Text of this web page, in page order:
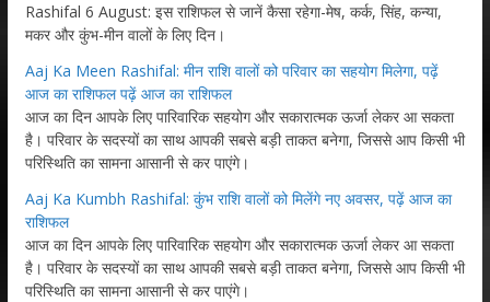
Rashifal 6 August: इस राशिफल से जानें कैसा रहेगा-मेष, कर्क, सिंह, कन्या,
मकर और कुंभ-मीन वालों के लिए दिन।
Aaj Ka Meen Rashifal: मीन राशि वालों को परिवार का सहयोग मिलेगा, पढ़ें
आज का राशिफल पढ़ें आज का राशिफल
आज का दिन आपके लिए पारिवारिक सहयोग और सकारात्मक ऊर्जा लेकर आ सकता
है। परिवार के सदस्यों का साथ आपकी सबसे बड़ी ताकत बनेगा, जिससे आप किसी भी
परिस्थिति का सामना आसानी से कर पाएंगे।
Aaj Ka Kumbh Rashifal: कुंभ राशि वालों को मिलेंगे नए अवसर, पढ़ें आज का
राशिफल
आज का दिन आपके लिए पारिवारिक सहयोग और सकारात्मक ऊर्जा लेकर आ सकता
है। परिवार के सदस्यों का साथ आपकी सबसे बड़ी ताकत बनेगा, जिससे आप किसी भी
परिस्थिति का सामना आसानी से कर पाएंगे।